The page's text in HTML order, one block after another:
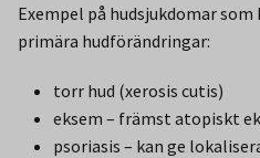
Exempel på hudsjukdomar
primära hudförändringar:
torr hud (xerosis cutis)
eksem – främst atopiskt
psoriasis – kan ge